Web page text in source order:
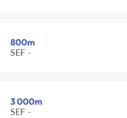
800m
SEF -
3 000m
SEF -